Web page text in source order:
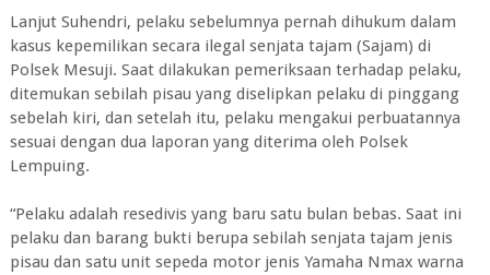
Lanjut Suhendri, pelaku sebelumnya pernah dihukum dalam
kasus kepemilikan secara ilegal senjata tajam (Sajam) di
Polsek Mesuji. Saat dilakukan pemeriksaan terhadap pelaku,
ditemukan sebilah pisau yang diselipkan pelaku di pinggang
sebelah kiri, dan setelah itu, pelaku mengakui perbuatannya
sesuai dengan dua laporan yang diterima oleh Polsek
Lempuing.
“Pelaku adalah resedivis yang baru satu bulan bebas. Saat ini
pelaku dan barang bukti berupa sebilah senjata tajam jenis
pisau dan satu unit sepeda motor jenis Yamaha Nmax warna